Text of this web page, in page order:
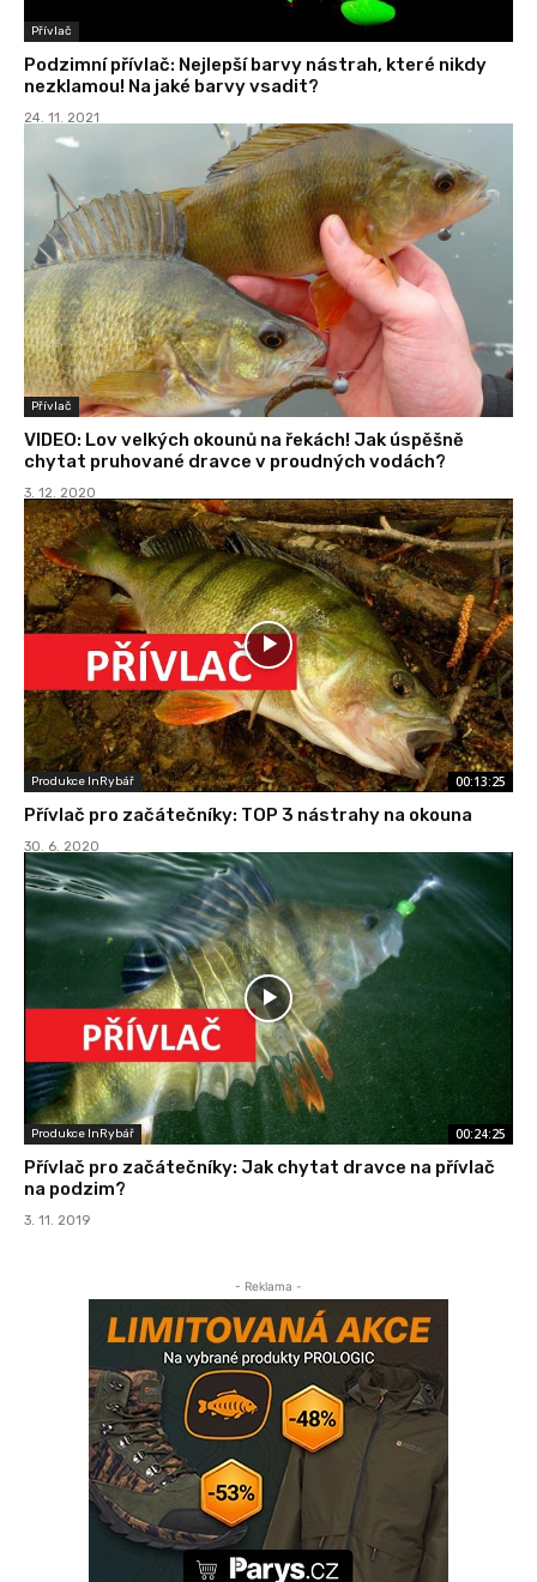
Přívlač
Podzimní přívlač: Nejlepší barvy nástrah, které nikdy
nezklamou! Na jaké barvy vsadit?
24. 11. 2021
Přívlač
VIDEO: Lov velkých okounů na řekách! Jak úspěšně
chytat pruhované dravce v proudných vodách?
3. 12. 2020
Produkce InRybář 00:13:25
Přívlač pro začátečníky: TOP 3 nástrahy na okouna
30. 6. 2020
Produkce InRybář 00:24:25
Přívlač pro začátečníky: Jak chytat dravce na přívlač
na podzim?
3. 11. 2019
- Reklama -